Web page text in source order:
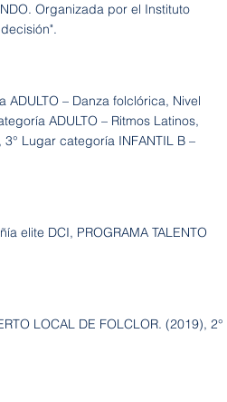
Organizada por el Instituto
ADULTO – Danza folclórica, Nivel
ADULTO – Ritmos Latinos,
Lugar categoría INFANTIL B –
elite DCI, PROGRAMA TALENTO
LOCAL DE FOLCLOR. (2019), 2°